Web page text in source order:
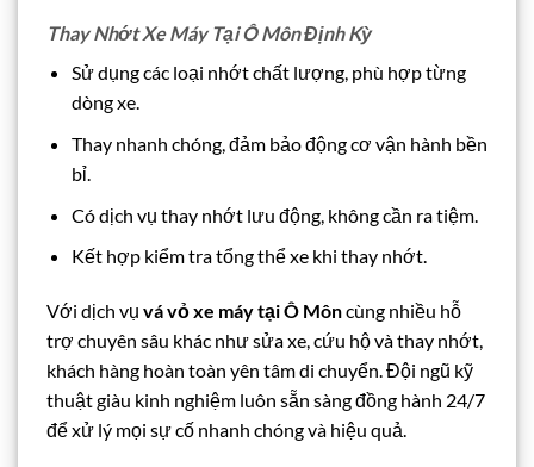
Thay Nhớt Xe Máy Tại Ô Môn Định Kỳ
Sử dụng các loại nhớt chất lượng, phù hợp từng
dòng xe.
Thay nhanh chóng, đảm bảo động cơ vận hành bền
bỉ.
Có dịch vụ thay nhớt lưu động, không cần ra tiệm.
Kết hợp kiểm tra tổng thể xe khi thay nhớt.
Với dịch vụ vá vỏ xe máy tại Ô Môncùng nhiều hỗ
trợ chuyên sâu khác như sửa xe, cứu hộ và thay nhớt,
khách hàng hoàn toàn yên tâm di chuyển. Đội ngũ kỹ
thuật giàu kinh nghiệm luôn sẵn sàng đồng hành 24/7
để xử lý mọi sự cố nhanh chóng và hiệu quả.